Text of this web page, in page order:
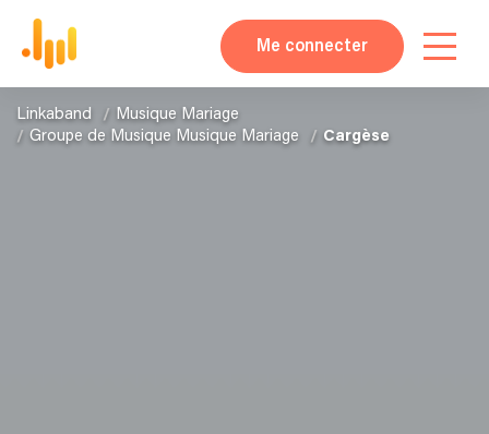
Me connecter
Linkaband
Musique Mariage
Groupe de Musique Musique Mariage
Cargèse